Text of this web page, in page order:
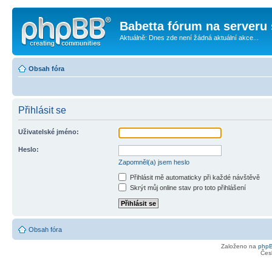
Babetta fórum na serveru
Aktuálně: Dnes zde není žádná aktuální akce...
Obsah fóra
Přihlásit se
Uživatelské jméno:
Heslo:
Zapomněl(a) jsem heslo
Přihlásit mě automaticky při každé návštěvě
Skrýt můj online stav pro toto přihlášení
Obsah fóra
Založeno na